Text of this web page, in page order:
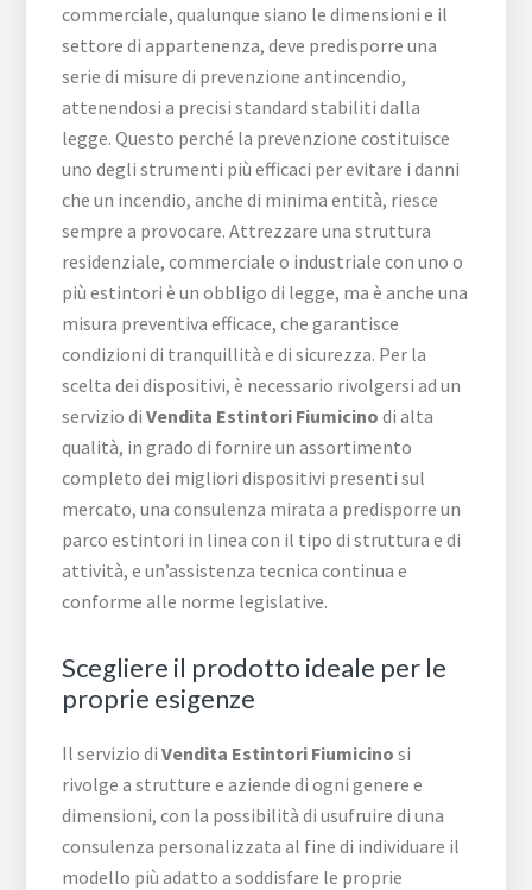
commerciale, qualunque siano le dimensioni e il
settore di appartenenza, deve predisporre una
serie di misure di prevenzione antincendio,
attenendosi a precisi standard stabiliti dalla
legge. Questo perché la prevenzione costituisce
uno degli strumenti più efficaci per evitare i danni
che un incendio, anche di minima entità, riesce
sempre a provocare. Attrezzare una struttura
residenziale, commerciale o industriale con uno o
più estintori è un obbligo di legge, ma è anche una
misura preventiva efficace, che garantisce
condizioni di tranquillità e di sicurezza. Per la
scelta dei dispositivi, è necessario rivolgersi ad un
servizio diVendita Estintori Fiumicino di alta
qualità, in grado di fornire un assortimento
completo dei migliori dispositivi presenti sul
mercato, una consulenza mirata a predisporre un
parco estintori in linea con il tipo di struttura e di
attività, e un’assistenza tecnica continua e
conforme alle norme legislative.
Scegliere il prodotto ideale per le
proprie esigenze
Il servizio diVendita Estintori Fiumicino si
rivolge a strutture e aziende di ogni genere e
dimensioni, con la possibilità di usufruire di una
consulenza personalizzata al fine di individuare il
modello più adatto a soddisfare le proprie